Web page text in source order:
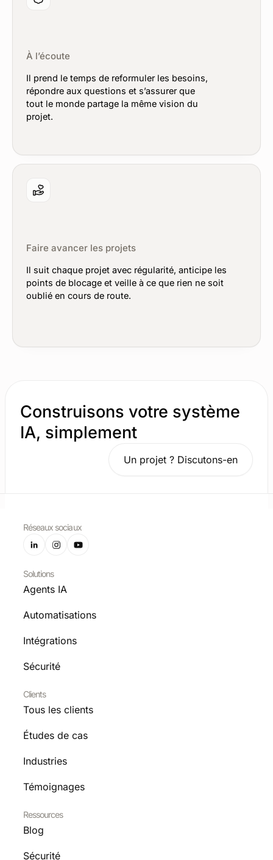
À l’écoute
Il prend le temps de reformuler les besoins,
répondre aux questions et s’assurer que
tout le monde partage la même vision du
projet.
Faire avancer les projets
Il suit chaque projet avec régularité, anticipe les
points de blocage et veille à ce que rien ne soit
oublié en cours de route.
Construisons votre système
IA, simplement
Un projet ? Discutons-en
Réseaux sociaux
Solutions
Agents IA
Automatisations
Intégrations
Sécurité
Clients
Tous les clients
Études de cas
Industries
Témoignages
Ressources
Blog
Sécurité